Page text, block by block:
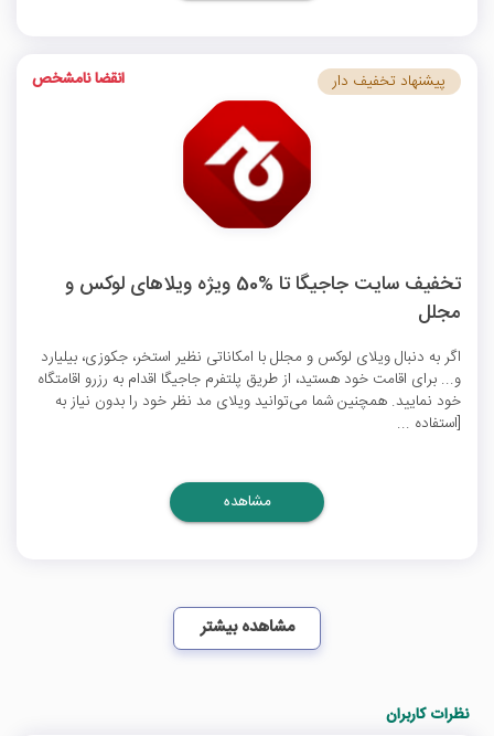
تخفیف سایت جاجیگا تا %50 ویژه ویلاهای لوکس و
مجلل
اگر به دنبال ویلای لوکس و مجلل با امکاناتی نظیر استخر، جکوزی، بیلیارد
و... برای اقامت خود هستید، از طریق پلتفرم جاجیگا اقدام به رزرو اقامتگاه
خود نمایید. همچنین شما می‌توانید ویلای مد نظر خود را بدون نیاز به
[استفاده ...
پیشنهاد تخفیف دار انقضا نامشخص
مشاهده
مشاهده بیشتر
نظرات کاربران